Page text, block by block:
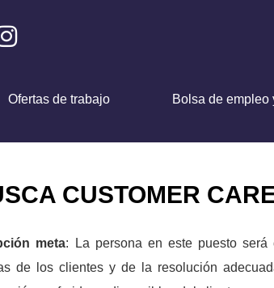
Ofertas de trabajo Bolsa de empleo
CUSTOMER
meta: La persona en este puesto
de los clientes y de la resolución